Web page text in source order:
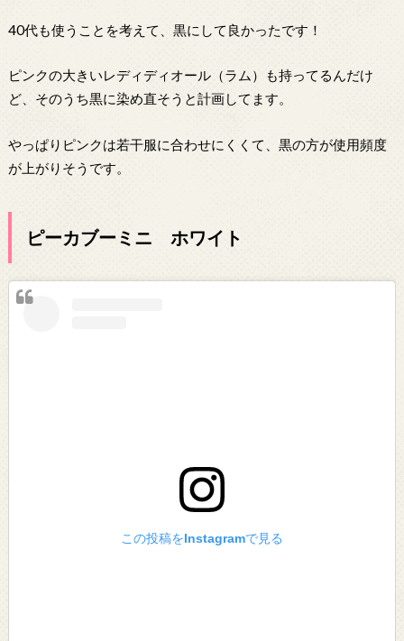
40代も使うことを考えて、黒にして良かったです！
ピンクの大きいレディディオール（ラム）も持ってるんだけ
ど、そのうち黒に染め直そうと計画してます。
やっぱりピンクは若干服に合わせにくくて、黒の方が使用頻度
が上がりそうです。
ピーカブーミニ ホワイト
この投稿をInstagramで見る